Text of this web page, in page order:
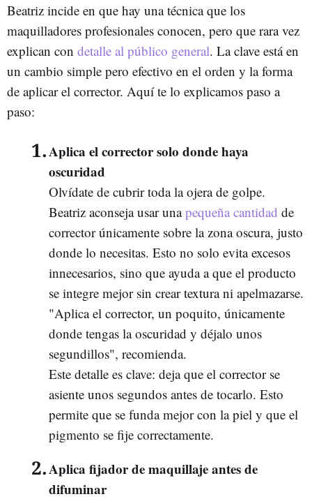
Beatriz incide en que hay una técnica que los
maquilladores profesionales conocen, pero que rara vez
explican con detalle al público general. La clave está en
un cambio simple pero efectivo en el orden y la forma
de aplicar el corrector. Aquí te lo explicamos paso a
paso:
Aplica el corrector solo donde haya
oscuridad
Olvídate de cubrir toda la ojera de golpe.
Beatriz aconseja usar unapequeña cantidad de
corrector únicamente sobre la zona oscura, justo
donde lo necesitas. Esto no solo evita excesos
innecesarios, sino que ayuda a que el producto
se integre mejor sin crear textura ni apelmazarse.
"Aplica el corrector, un poquito, únicamente
donde tengas la oscuridad y déjalo unos
segundillos", recomienda.
Este detalle es clave: deja que el corrector se
asiente unos segundos antes de tocarlo. Esto
permite que se funda mejor con la piel y que el
pigmento se fije correctamente.
Aplica fijador de maquillaje antes de
difuminar